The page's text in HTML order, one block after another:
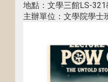
地點：文學三館LS-321
主辦單位：文學院學士